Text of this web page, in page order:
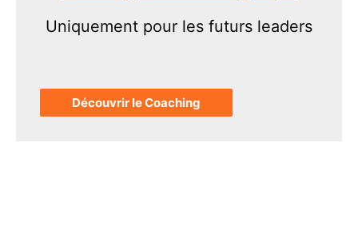
Uniquement pour les futurs leaders
Découvrir le Coaching